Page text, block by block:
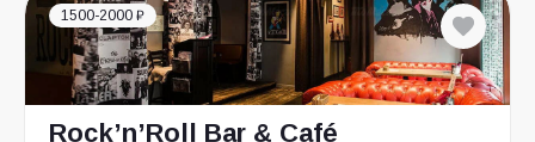
1500-2000 ₽
Rock’n’Roll Bar & Café